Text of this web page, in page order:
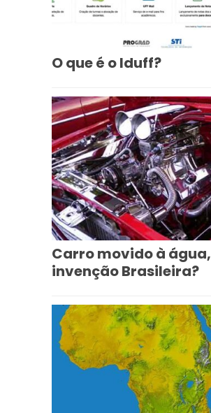
O que é o Iduff?
Carro movido à água,
invenção Brasileira?